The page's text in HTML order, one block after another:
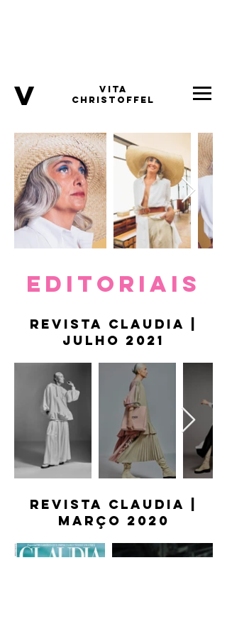
v
VITA
CHRISTOFFEL
editoriais
revista claudia |
julho 2021
revista claudia |
março 2020